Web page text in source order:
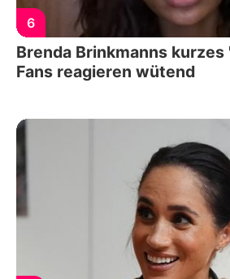
6
Brenda Brinkmanns
Fans reagieren wütend